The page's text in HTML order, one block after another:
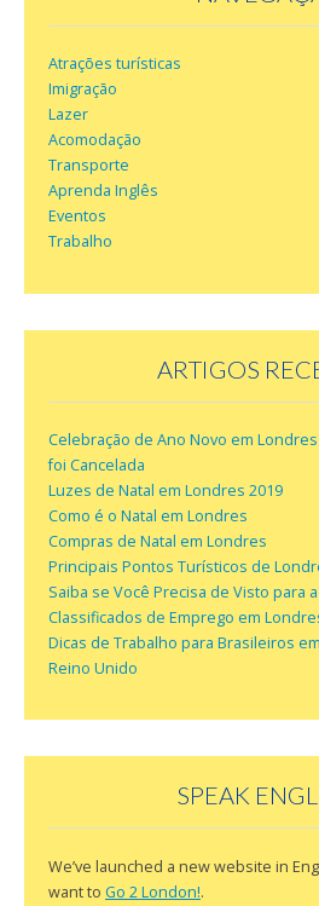
Atrações turísticas
Imigração
Lazer
Acomodação
Transporte
Aprenda Inglês
Eventos
Trabalho
ARTIGOS
Celebração de Ano Novo em
foi Cancelada
Luzes de Natal em Londres 2019
Como é o Natal em Londres
Compras de Natal em Londres
Principais Pontos Turísticos de
Saiba se Você Precisa de Visto para
Classificados de Emprego em
Dicas de Trabalho para Brasileiros
Reino Unido
SPEAK
We’ve launched a new website in
want to Go 2 London!.